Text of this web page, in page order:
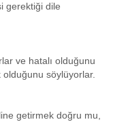
gerektiği dile
ve hatalı olduğunu
söylüyorlar.
getirmek doğru mu,